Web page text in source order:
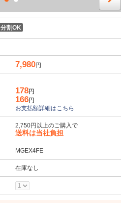
分割OK
7,980円
178円
166円
お支払額詳細はこちら
2,750円以上のご購入で
送料は当社負担
MGEX4FE
在庫なし